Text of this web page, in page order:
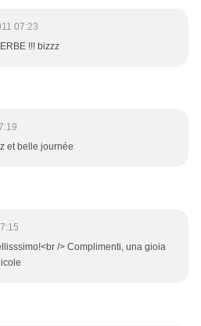
07:23
!!! bizzz
et belle journée
/> Complimenti, una gioia